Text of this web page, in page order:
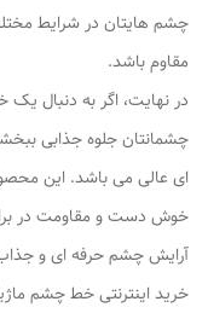
چشم هایتان در شرایط
مقاوم باشد.
در نهایت، اگر به دنبال
ای عالی می‌ باشد. این
خوش دست و مقاومت در
آرایش چشم حرفه‌ ای و
خرید اینترنتی خط چشم